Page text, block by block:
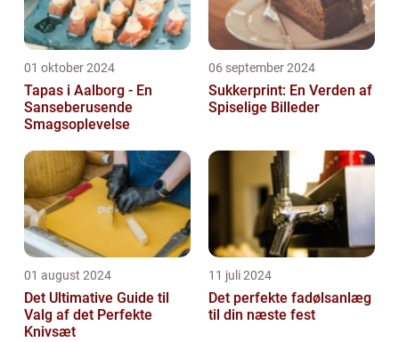
01 oktober 2024
Tapas i Aalborg - En
Sanseberusende
Smagsoplevelse
06 september 2024
Sukkerprint: En Verden af
Spiselige Billeder
01 august 2024
Det Ultimative Guide til
Valg af det Perfekte
Knivsæt
11 juli 2024
Det perfekte fadølsanlæg
til din næste fest